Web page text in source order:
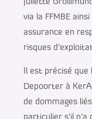
Juliette
via la FFMBE
assurance en
risques
Il est précisé que
Depoorter à
de dommages